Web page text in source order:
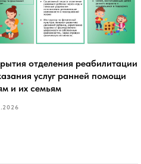
отделения реабилитации
услуг ранней помощи
и их семьям